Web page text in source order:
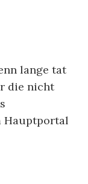
lange tat
die nicht
Hauptportal